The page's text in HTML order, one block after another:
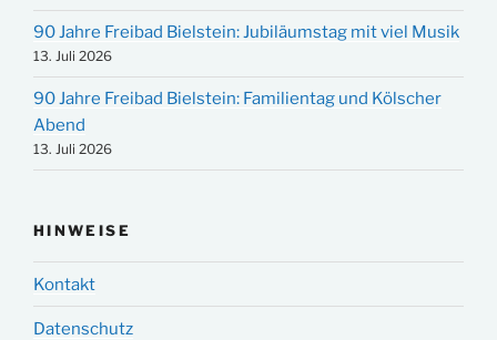
90 Jahre Freibad Bielstein: Jubiläumstag mit viel Musik
13. Juli 2026
90 Jahre Freibad Bielstein: Familientag und Kölscher
Abend
13. Juli 2026
HINWEISE
Kontakt
Datenschutz